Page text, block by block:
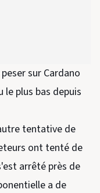
sur Cardano
le plus bas depuis
tentative de
ont tenté de
arrêté près de
a de